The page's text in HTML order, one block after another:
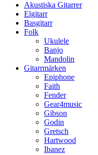
Akustiska Gitarrer
Elgitarr
Basgitarr
Folk
Ukulele
Banjo
Mandolin
Gitarrmärken
Epiphone
Faith
Fender
Gear4music
Gibson
Godin
Gretsch
Hartwood
Ibanez